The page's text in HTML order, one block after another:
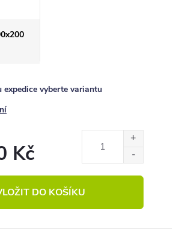
expedice vyberte variantu
Kč
DO KOŠÍKU